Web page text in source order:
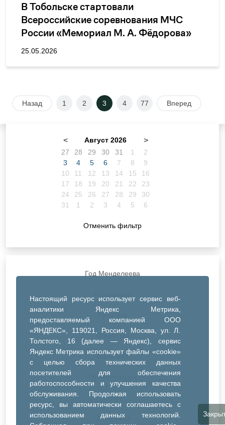
Настоящий ресурс использует сервис веб-
аналитики Яндекс Метрика,
предоставляемый компанией ООО
«ЯНДЕКС», 119021, Россия, Москва, ул. Л.
Толстого, 16 (далее — Яндекс), сервис
Яндекс Метрика использует файлы «cookie»
с целью сбора технических данных
посетителей для обеспечения
работоспособности и улучшения качества
обслуживания. Продолжая использовать
ресурс, вы автоматически соглашаетесь с
использованием данных технологий.
В Тобольске стартовали
Всероссийские соревнования МЧС
России «Мемориал М. А. Фёдорова»
по пожарно-спасательному спорту
25.05.2026
Назад 1 2 3 4 77 Вперед
< Август 2026 >
27 28 29 30 31 1
2
3
4 5 6 7 8
9
10
11 12 13 14 15
16
17
18 19 20 21 22
23
24
25 26 27 28 29
30
31
1 2 3 4 5 6
Отменить фильтр
Год Менделеева
Культура
Общество
Политика
Правопорядок
Спорт
Экономика